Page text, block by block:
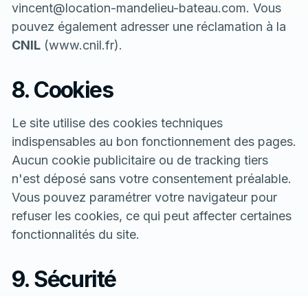
vincent@location-mandelieu-bateau.com. Vous
pouvez également adresser une réclamation à la
CNIL (www.cnil.fr).
8. Cookies
Le site utilise des cookies techniques
indispensables au bon fonctionnement des pages.
Aucun cookie publicitaire ou de tracking tiers
n'est déposé sans votre consentement préalable.
Vous pouvez paramétrer votre navigateur pour
refuser les cookies, ce qui peut affecter certaines
fonctionnalités du site.
9. Sécurité